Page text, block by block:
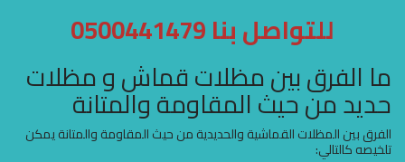
للتواصل بنا 0500441479
ما الفرق بين مظلات قماش و مظلات
حديد من حيث المقاومة والمتانة
الفرق بين المظلات القماشية والحديدية من حيث المقاومة والمتانة يمكن
تلخيصه كالتالي: